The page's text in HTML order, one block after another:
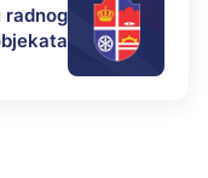
radnog